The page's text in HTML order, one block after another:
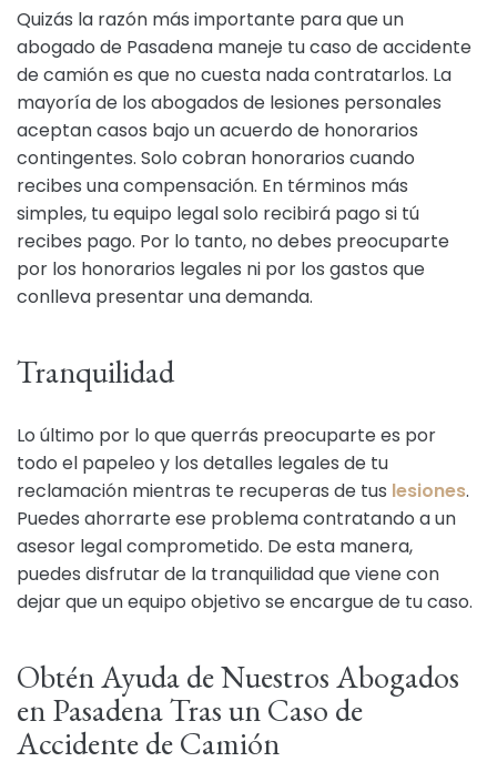
Quizás la razón más importante para que un
abogado de Pasadena maneje tu caso de accidente
de camión es que no cuesta nada contratarlos. La
mayoría de los abogados de lesiones personales
aceptan casos bajo un acuerdo de honorarios
contingentes. Solo cobran honorarios cuando
recibes una compensación. En términos más
simples, tu equipo legal solo recibirá pago si tú
recibes pago. Por lo tanto, no debes preocuparte
por los honorarios legales ni por los gastos que
conlleva presentar una demanda.
Tranquilidad
Lo último por lo que querrás preocuparte es por
todo el papeleo y los detalles legales de tu
reclamación mientras te recuperas de tus lesiones.
Puedes ahorrarte ese problema contratando a un
asesor legal comprometido. De esta manera,
puedes disfrutar de la tranquilidad que viene con
dejar que un equipo objetivo se encargue de tu caso.
Obtén Ayuda de Nuestros Abogados
en Pasadena Tras un Caso de
Accidente de Camión